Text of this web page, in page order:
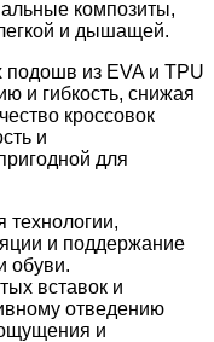
композиты,
и дышащей.
из EVA и TPU
и гибкость, снижая
кроссовок
и
для
и поддержание
обуви.
вставок и
отведению
и